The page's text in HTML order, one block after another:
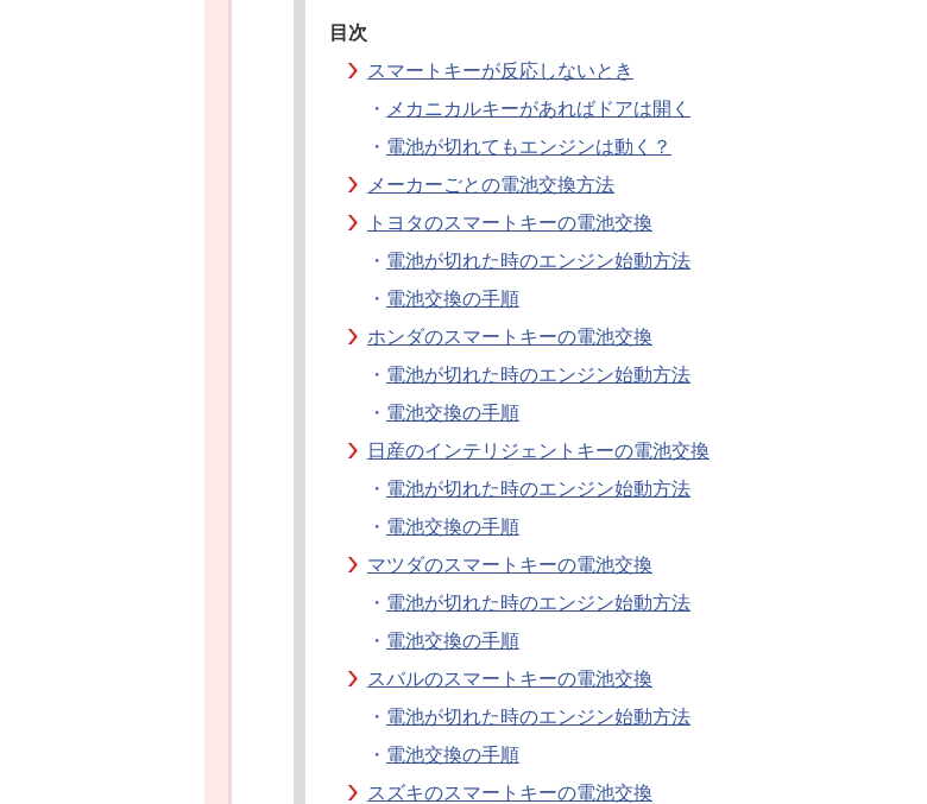
目次
スマートキーが反応しないとき
・ メカニカルキーがあればドアは開く
・ 電池が切れてもエンジンは動く？
メーカーごとの電池交換方法
トヨタのスマートキーの電池交換
・ 電池が切れた時のエンジン始動方法
・ 電池交換の手順
ホンダのスマートキーの電池交換
・ 電池が切れた時のエンジン始動方法
・ 電池交換の手順
日産のインテリジェントキーの電池交換
・ 電池が切れた時のエンジン始動方法
・ 電池交換の手順
マツダのスマートキーの電池交換
・ 電池が切れた時のエンジン始動方法
・ 電池交換の手順
スバルのスマートキーの電池交換
・ 電池が切れた時のエンジン始動方法
・ 電池交換の手順
スズキのスマートキーの電池交換